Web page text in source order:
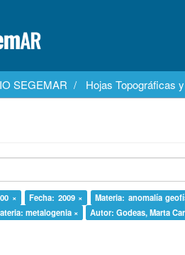
SEGEMAR Hojas Topográficas
× Fecha: 2009 × Materia: anomalía
metalogenia × Autor: Godeas, Marta